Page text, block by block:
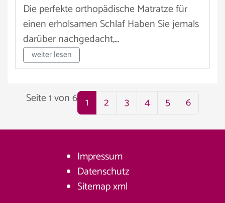
Die perfekte orthopädische Matratze für
einen erholsamen Schlaf Haben Sie jemals
darüber nachgedacht,...
weiter lesen
Seite 1 von 6 1 2 3 4 5 6
Impressum
Datenschutz
Sitemapxml